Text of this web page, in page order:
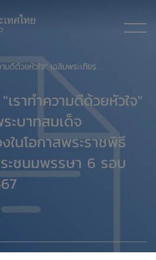
กิจกรรมจิตอาสา "เราทำความดีด้วยหัวใจ" เฉลิมพระเกียรติพระบาทสมเด็จพระเจ้าอยู่หัว เนื่องในโอกาสพระราชพิธีมหามงคลเฉลิมพระชนมพรรษา 6 รอบ 28 กรกฎาคม 2567
ราทำความดีด้วยหัวใจ"
ะบาทสมเด็จ
ในโอกาสพระราชพิธี
ะชนมพรรษา 6 รอบ